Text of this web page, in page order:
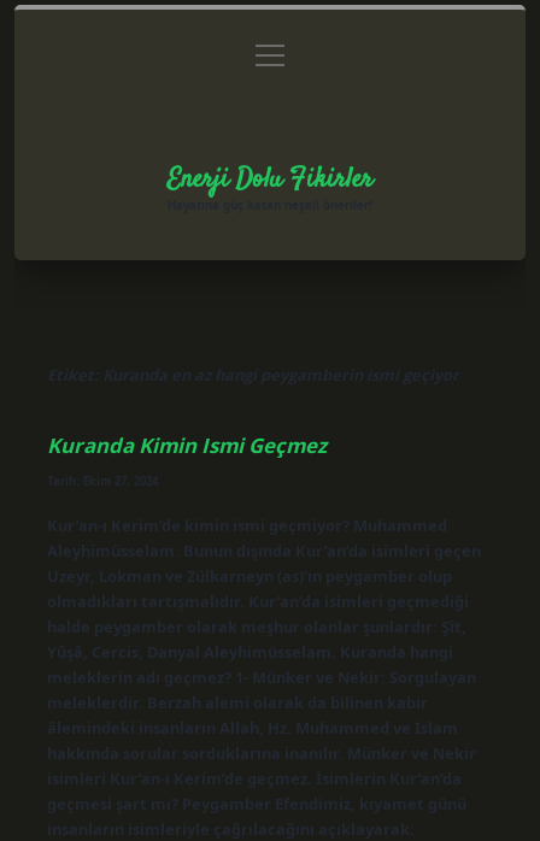
Gizlilik Politikası
menüyü
aç
Enerji Dolu Fikirler
Etiket: Kuranda en az hangi peygamberin ismi geçiyor
Kuranda Kimin Ismi Geçmez
Tarih: Ekim 27, 2024
Kur’an-ı Kerim’de kimin ismi geçmiyor? Muhammed
Aleyhimüsselam. Bunun dışında Kur’an’da isimleri geçen
Uzeyr, Lokman ve Zülkarneyn (as)’ın peygamber olup
olmadıkları tartışmalıdır. Kur’an’da isimleri geçmediği
halde peygamber olarak meşhur olanlar şunlardır: Şît,
Yûşâ, Cercis, Danyal Aleyhimüsselam. Kuranda hangi
meleklerin adı geçmez? 1- Münker ve Nekir: Sorgulayan
meleklerdir. Berzah alemi olarak da bilinen kabir
âlemindeki insanların Allah, Hz. Muhammed ve İslam
hakkında sorular sorduklarına inanılır. Münker ve Nekir
isimleri Kur’an-ı Kerim’de geçmez. İsimlerin Kur’an’da
geçmesi şart mı? Peygamber Efendimiz, kıyamet günü
insanların isimleriyle çağrılacağını açıklayarak: